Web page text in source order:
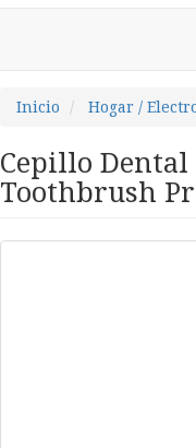
Inicio Hogar /
Cepillo
Toothbrush